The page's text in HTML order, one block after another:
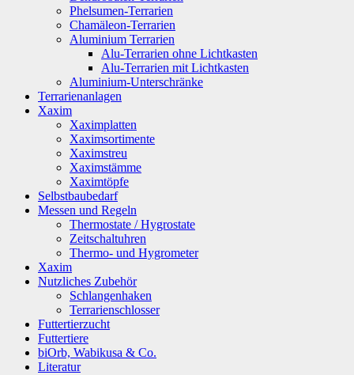
Phelsumen-Terrarien
Chamäleon-Terrarien
Aluminium Terrarien
Alu-Terrarien ohne Lichtkasten
Alu-Terrarien mit Lichtkasten
Aluminium-Unterschränke
Terrarienanlagen
Xaxim
Xaximplatten
Xaximsortimente
Xaximstreu
Xaximstämme
Xaximtöpfe
Selbstbaubedarf
Messen und Regeln
Thermostate / Hygrostate
Zeitschaltuhren
Thermo- und Hygrometer
Xaxim
Nutzliches Zubehör
Schlangenhaken
Terrarienschlosser
Futtertierzucht
Futtertiere
biOrb, Wabikusa & Co.
Literatur